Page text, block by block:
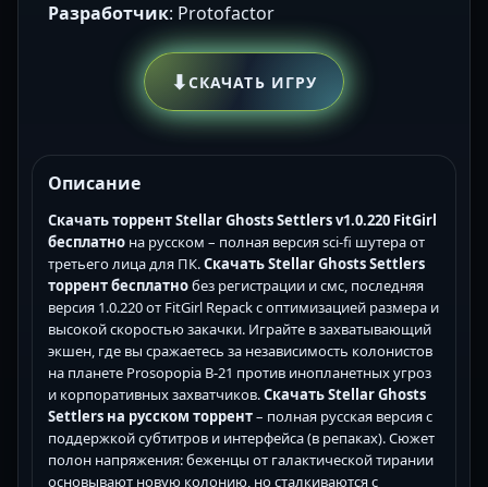
Разработчик: Protofactor
⬇СКАЧАТЬ ИГРУ
Описание
Скачать торрент Stellar Ghosts Settlers v1.0.220 FitGirl
бесплатно на русском – полная версия sci-fi шутера от
третьего лица для ПК.Скачать Stellar Ghosts Settlers
торрент бесплатнобез регистрации и смс, последняя
версия 1.0.220 от FitGirl Repack с оптимизацией размера и
высокой скоростью закачки. Играйте в захватывающий
экшен, где вы сражаетесь за независимость колонистов
на планете Prosopopia B-21 против инопланетных угроз
и корпоративных захватчиков.Скачать Stellar Ghosts
Settlers на русском торрент– полная русская версия с
поддержкой субтитров и интерфейса (в репаках). Сюжет
полон напряжения: беженцы от галактической тирании
основывают новую колонию, но сталкиваются с